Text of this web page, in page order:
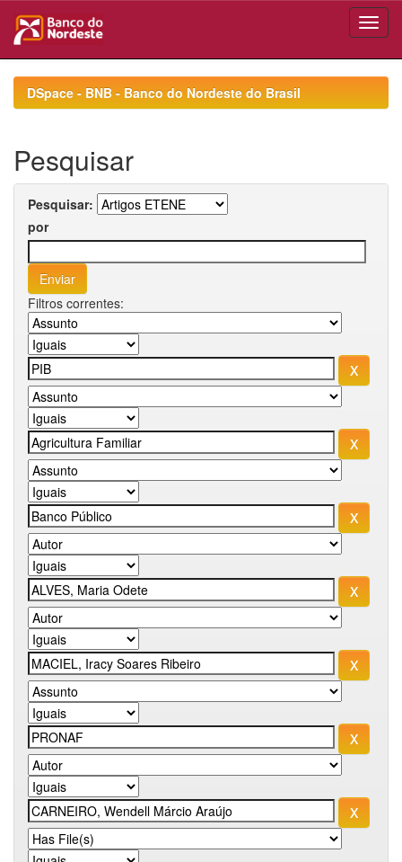
navigationDSpace - BNB - Banco do Nordeste do Brasil
Pesquisar
Pesquisar:
por
Filtros correntes: